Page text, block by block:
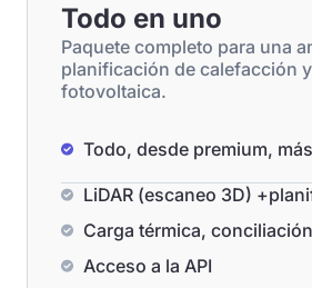
Todo en uno
Paquete completo para una
planificación de calefacción
fotovoltaica.
Todo, desde premium,
LiDAR (escaneo 3D)
Carga térmica,
Acceso a la API